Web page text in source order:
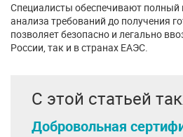
Специалисты обеспечивают
анализа требований до получения
позволяет безопасно и легально
России, так и в странах ЕАЭС.
С этой статьей
Добровольная